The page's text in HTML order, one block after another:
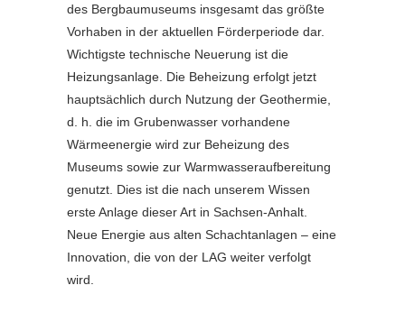
des Bergbaumuseums insgesamt das größte
Vorhaben in der aktuellen Förderperiode dar.
Wichtigste technische Neuerung ist die
Heizungsanlage. Die Beheizung erfolgt jetzt
hauptsächlich durch Nutzung der Geothermie,
d. h. die im Grubenwasser vorhandene
Wärmeenergie wird zur Beheizung des
Museums sowie zur Warmwasseraufbereitung
genutzt. Dies ist die nach unserem Wissen
erste Anlage dieser Art in Sachsen-Anhalt.
Neue Energie aus alten Schachtanlagen – eine
Innovation, die von der LAG weiter verfolgt
wird.